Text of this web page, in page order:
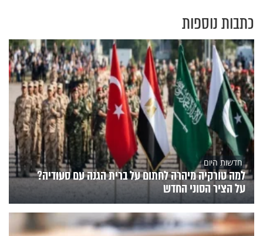
כתבות נוספות
חדשות היום
למה טורקיה מיהרה לחתום על ברית הגנה עם סעודיה?
על הציר הסוני החדש